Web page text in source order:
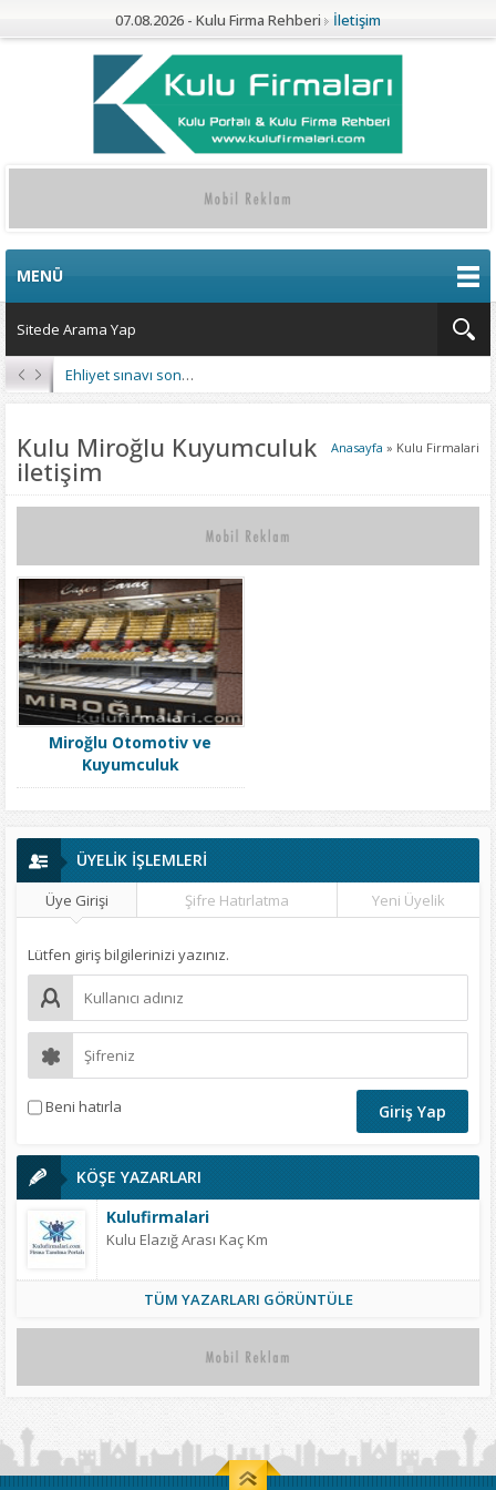
07.08.2026 - Kulu Firma Rehberi İletişim
MENÜ
Ehliyet sınavı sonuçları açıklandı
Anasayfa » Kulu Firmalari
Kulu Miroğlu Kuyumculuk
iletişim
Miroğlu Otomotiv ve
Kuyumculuk
ÜYELİK İŞLEMLERİ
Üye Girişi Şifre Hatırlatma Yeni Üyelik
Lütfen giriş bilgilerinizi yazınız.
Beni hatırla
KÖŞE YAZARLARI
Kulufirmalari
Kulu Elazığ Arası Kaç Km
TÜM YAZARLARI GÖRÜNTÜLE